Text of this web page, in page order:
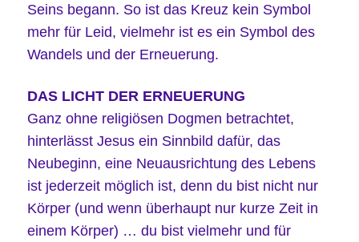
Seins begann. So ist das Kreuz kein Symbol
mehr für Leid, vielmehr ist es ein Symbol des
Wandels und der Erneuerung.
DAS LICHT DER ERNEUERUNG
Ganz ohne religiösen Dogmen betrachtet,
hinterlässt Jesus ein Sinnbild dafür, das
Neubeginn, eine Neuausrichtung des Lebens
ist jederzeit möglich ist, denn du bist nicht nur
Körper (und wenn überhaupt nur kurze Zeit in
einem Körper) … du bist vielmehr und für